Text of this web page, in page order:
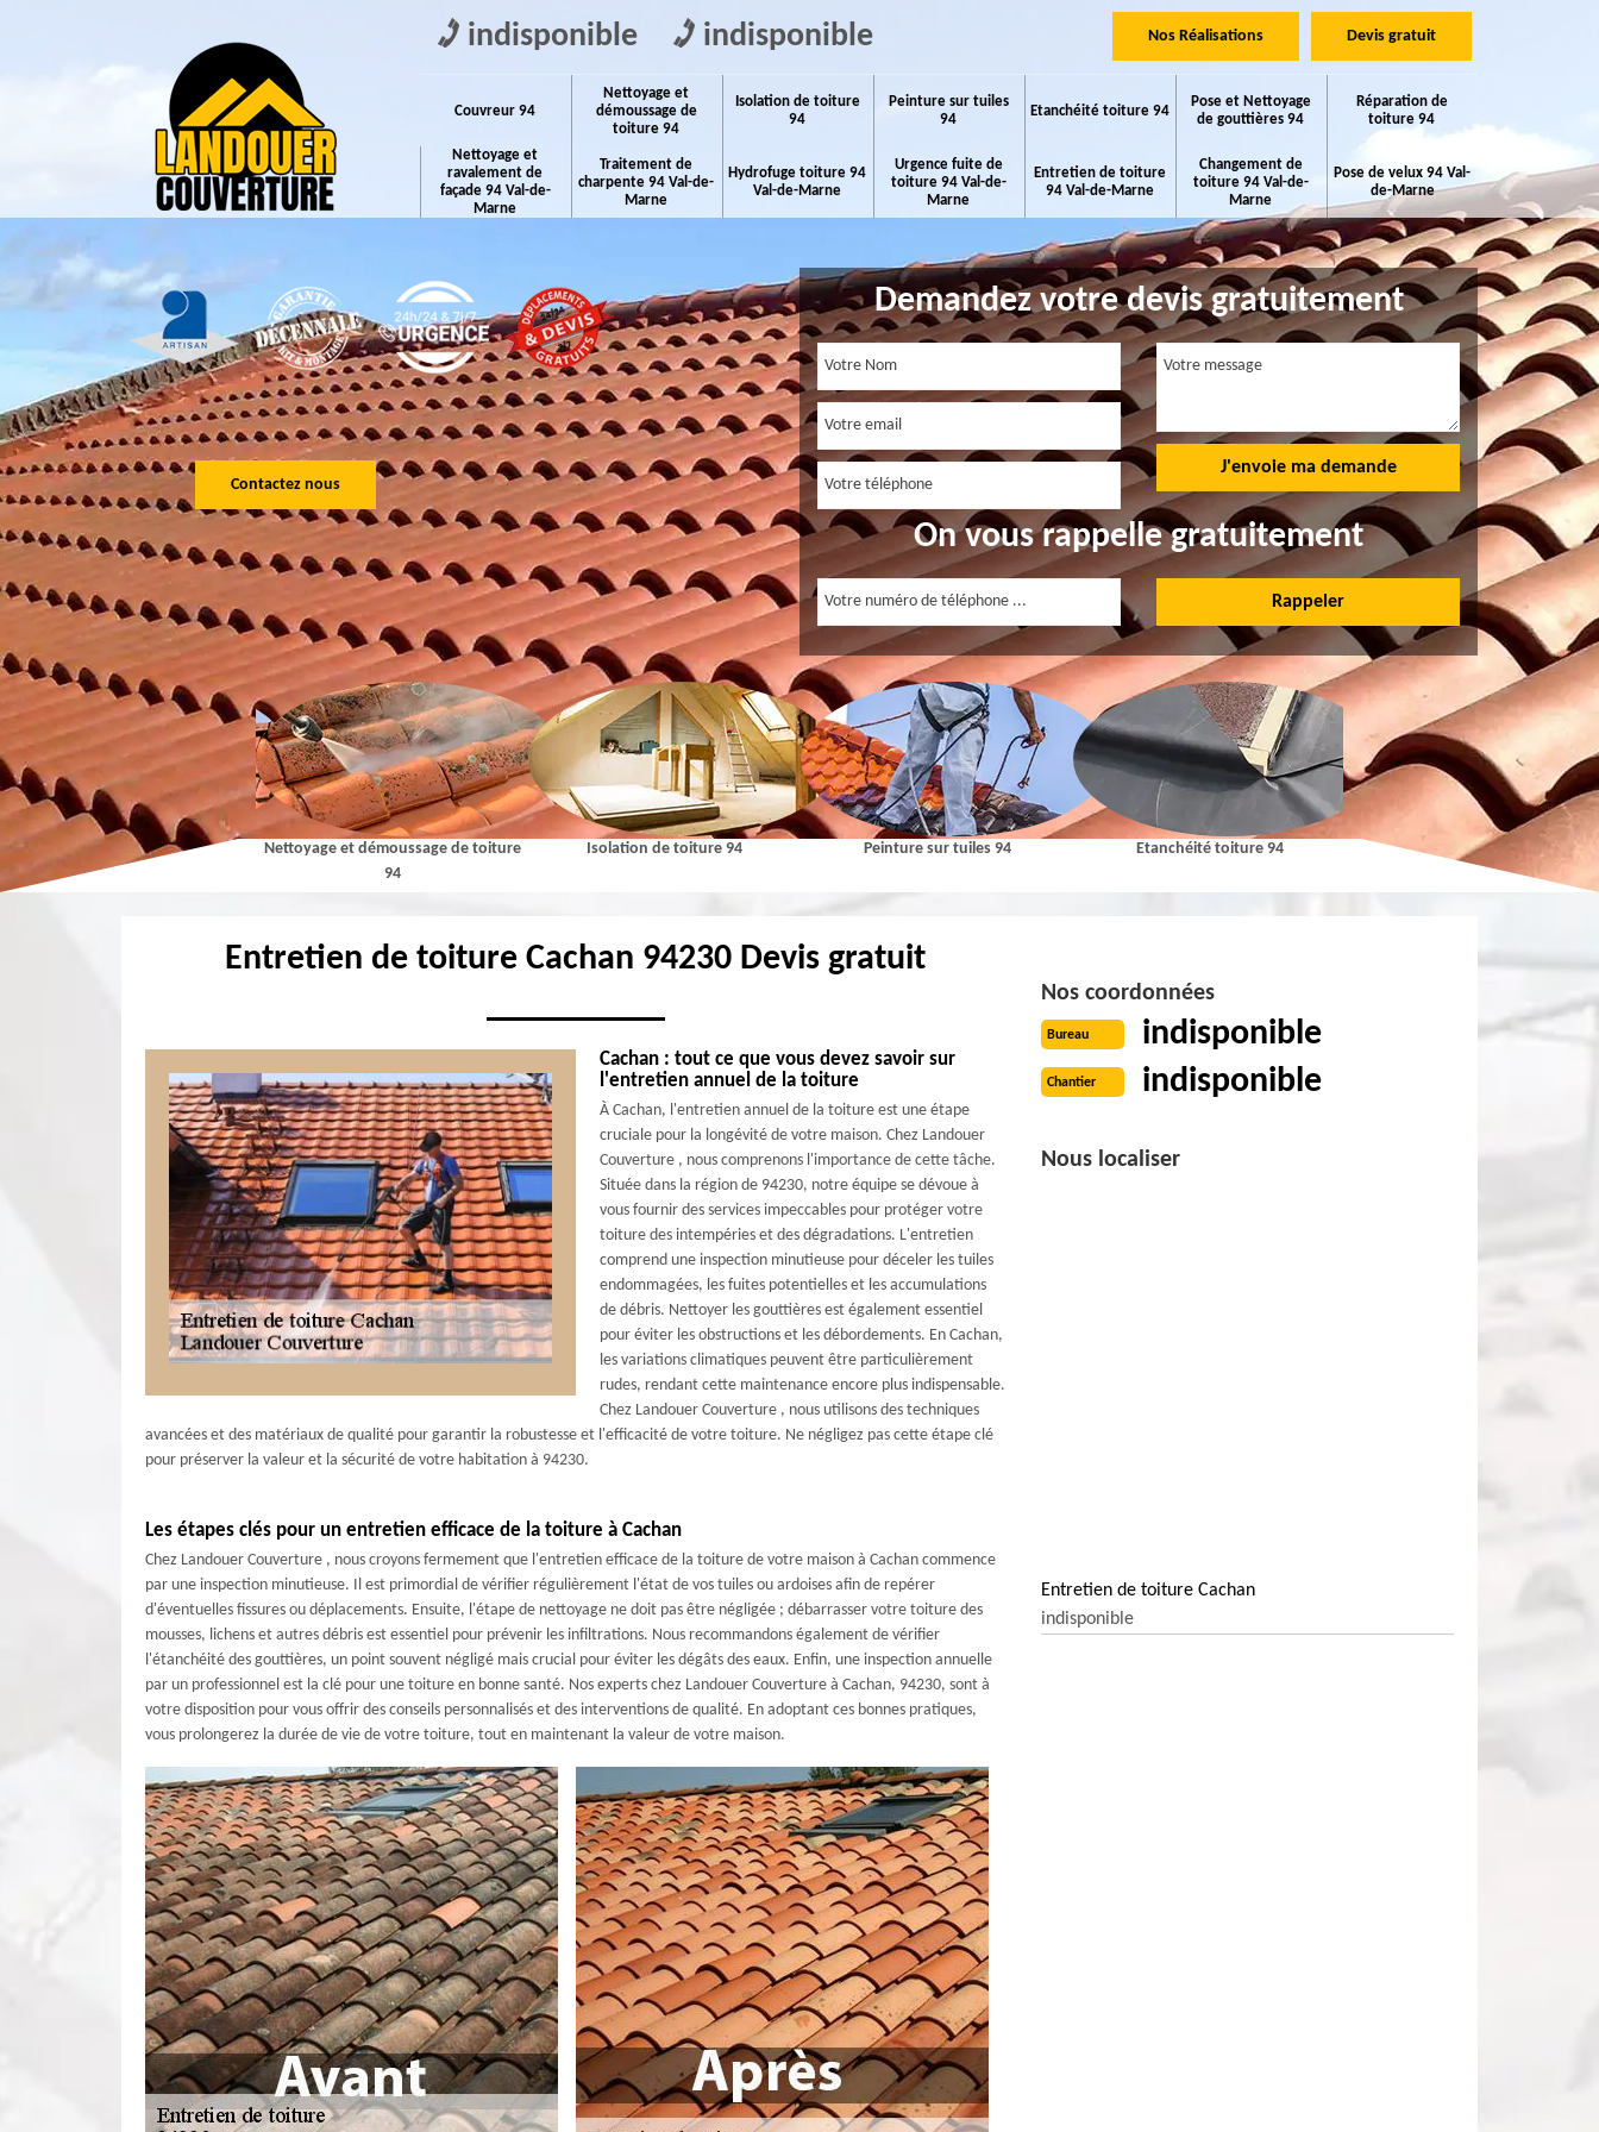
indisponible indisponible Nos Réalisations Devis gratuit
Couvreur 94
Nettoyage et
démoussage de
toiture 94
Isolation de toiture
94
Peinture sur tuiles
94
Etanchéité toiture 94
Pose et Nettoyage
de gouttières 94
Réparation de
toiture 94
Nettoyage et
ravalement de
façade 94 Val-de-
Marne
Traitement de
charpente 94 Val-de-
Marne
Hydrofuge toiture 94
Val-de-Marne
Urgence fuite de
toiture 94 Val-de-
Marne
Entretien de toiture
94 Val-de-Marne
Changement de
toiture 94 Val-de-
Marne
Pose de velux 94 Val-
de-Marne
Contactez nous
Demandez votre devis gratuitement
On vous rappelle gratuitement
Couvreur 94
Nettoyage et démoussage de toiture
94
Isolation de toiture 94 Peinture sur tuiles 94 Etanchéité toiture 94 Pose et Nettoyage de gouttières
Entretien de toiture Cachan 94230 Devis gratuit
Cachan : tout ce que vous devez savoir sur
l'entretien annuel de la toiture
À Cachan, l'entretien annuel de la toiture est une étape
cruciale pour la longévité de votre maison. Chez Landouer
Couverture , nous comprenons l'importance de cette tâche.
Située dans la région de 94230, notre équipe se dévoue à
vous fournir des services impeccables pour protéger votre
toiture des intempéries et des dégradations. L'entretien
comprend une inspection minutieuse pour déceler les tuiles
endommagées, les fuites potentielles et les accumulations
de débris. Nettoyer les gouttières est également essentiel
pour éviter les obstructions et les débordements. En Cachan,
les variations climatiques peuvent être particulièrement
rudes, rendant cette maintenance encore plus indispensable.
Chez Landouer Couverture , nous utilisons des techniques
avancées et des matériaux de qualité pour garantir la robustesse et l'efficacité de votre toiture. Ne négligez pas cette étape clé
pour préserver la valeur et la sécurité de votre habitation à 94230.
Les étapes clés pour un entretien efficace de la toiture à Cachan
Chez Landouer Couverture , nous croyons fermement que l'entretien efficace de la toiture de votre maison à Cachan commence
par une inspection minutieuse. Il est primordial de vérifier régulièrement l'état de vos tuiles ou ardoises afin de repérer
d'éventuelles fissures ou déplacements. Ensuite, l'étape de nettoyage ne doit pas être négligée ; débarrasser votre toiture des
mousses, lichens et autres débris est essentiel pour prévenir les infiltrations. Nous recommandons également de vérifier
l'étanchéité des gouttières, un point souvent négligé mais crucial pour éviter les dégâts des eaux. Enfin, une inspection annuelle
par un professionnel est la clé pour une toiture en bonne santé. Nos experts chez Landouer Couverture à Cachan, 94230, sont à
votre disposition pour vous offrir des conseils personnalisés et des interventions de qualité. En adoptant ces bonnes pratiques,
vous prolongerez la durée de vie de votre toiture, tout en maintenant la valeur de votre maison.
Nos coordonnées
Bureau indisponible
Chantier indisponible
Nous localiser
Entretien de toiture Cachan
indisponible